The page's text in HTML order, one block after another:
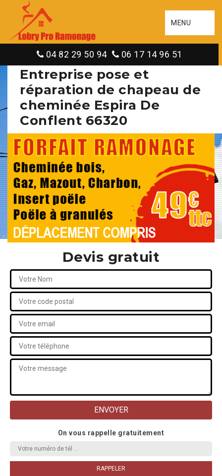
MENU
04 82 29 50 94 06 17 14 96 51
Entreprise pose et
réparation de chapeau de
cheminée Espira De
Conflent 66320
Devis gratuit
On vous rappelle gratuitement